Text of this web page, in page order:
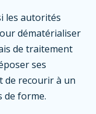
les autorités
dématérialiser
de traitement
ses
de recourir à un
de forme.